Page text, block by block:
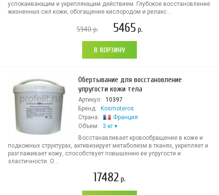
успокаивающим и укрепляющим действием. Глубокое восстановление
жизненных сил кожи, обогащение кислородом и релакс...
5940р. 5465 р.
В КОРЗИНУ
Обертывание для восстановление
упругости кожи тела
Артикул:
10397
Бренд:
Kosmoteros
Страна:
Франция
Объем:
3 кг
Восстанавливает кровообращение в коже и
подкожных структурах, активизирует метаболизм в тканях, укрепляет и
разглаживает кожу, способствует повышению ее упругости и
эластичности. О...
17482 р.